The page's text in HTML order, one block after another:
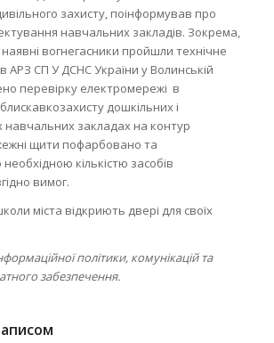
захисту, поінформував про
навчальних закладів. Зокрема,
вогнегасники пройшли технічне
АРЗ СП У ДСНС України у Волинській
перевірку електромережі в
дошкільних і
навчальних закладах на контур
щити пофарбовано та
кількістю засобів
вимог.
міста відкриють двері для своїх
політики, комунікацій та
забезпечення.